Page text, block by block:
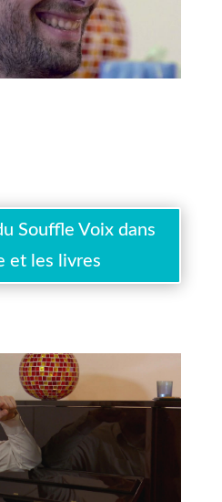
Souffle Voix dans
et les livres